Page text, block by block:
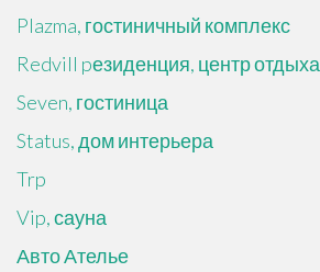
Plazma, гостиничный комплекс
Redvill pезиденция, центр отдыха
Seven, гостиница
Status, дом интерьера
Trp
Vip, сауна
Авто Ателье